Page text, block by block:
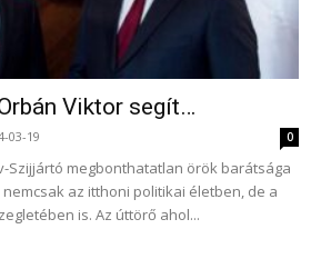
Viktor segít…
03-19 0
Szijjártó megbonthatatlan örök barátsága
az itthoni politikai életben, de a
is. Az úttörő ahol...